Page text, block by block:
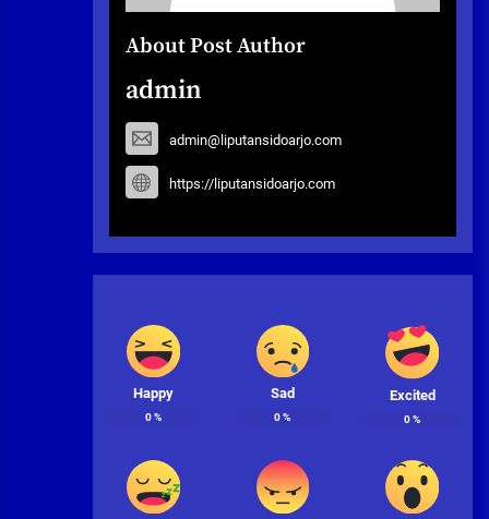
About Post Author
admin
admin@liputansidoarjo.com
https://liputansidoarjo.com
Happy
0%
Sad
0%
Excited
0%